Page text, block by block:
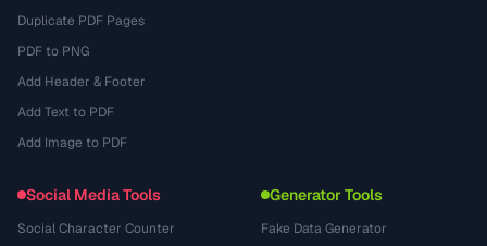
Duplicate PDF Pages
PDF to PNG
Add Header & Footer
Add Text to PDF
Add Image to PDF
Social Media Tools
Social Character Counter
Generator Tools
Fake Data Generator